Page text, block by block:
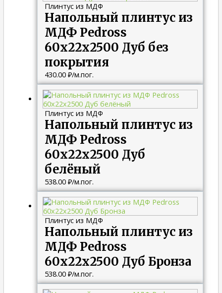
Плинтус из МДФ
Напольный плинтус из
МДФ Pedross
60х22х2500 Дуб без
покрытия
430.00 ₽/м.пог.
Плинтус из МДФ
Напольный плинтус из
МДФ Pedross
60х22х2500 Дуб
белёный
538.00 ₽/м.пог.
Плинтус из МДФ
Напольный плинтус из
МДФ Pedross
60х22х2500 Дуб Бронза
538.00 ₽/м.пог.